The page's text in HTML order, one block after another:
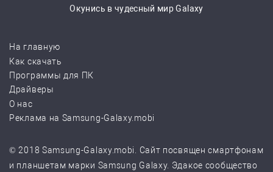
Окунись в чудесный мир Galaxy
На главную
Как скачать
Программы для ПК
Драйверы
О нас
Реклама на Samsung-Galaxy.mobi
© 2018 Samsung-Galaxy.mobi. Сайт посвящен смартфонам
и планшетам марки Samsung Galaxy. Эдакое сообщество